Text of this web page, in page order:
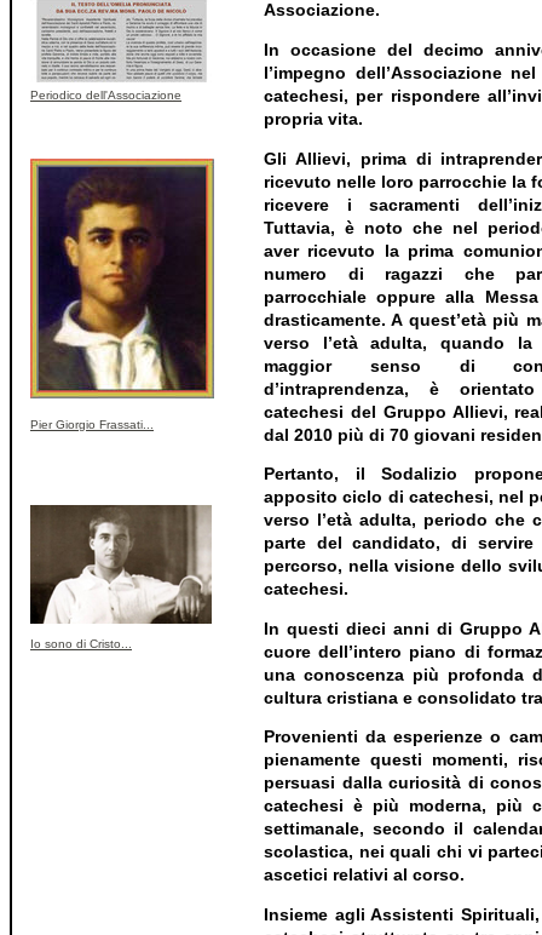
Periodico dell'Associazione
Pier Giorgio Frassati...
Io sono di Cristo...
Associazione.
In occasione del decimo
l’impegno dell’Associazione
catechesi, per rispondere
propria vita.
Gli Allievi, prima di
ricevuto nelle loro parrocchie la
ricevere i sacramenti
Tuttavia, è noto che nel
aver ricevuto la prima
numero di ragazzi che
parrocchiale oppure alla
drasticamente. A quest’età più
verso l’età adulta, quando
maggior senso di
d’intraprendenza, è
catechesi del Gruppo Allievi,
dal 2010 più di 70 giovani
Pertanto, il Sodalizio
apposito ciclo di catechesi, nel
verso l’età adulta, periodo che
parte del candidato, di servire
percorso, nella visione dello
catechesi.
In questi dieci anni di Gruppo
cuore dell’intero piano di
una conoscenza più profonda
cultura cristiana e consolidato
Provenienti da esperienze o
pienamente questi momenti,
persuasi dalla curiosità di
catechesi è più moderna, più
settimanale, secondo il
scolastica, nei quali chi vi
ascetici relativi al corso.
Insieme agli Assistenti